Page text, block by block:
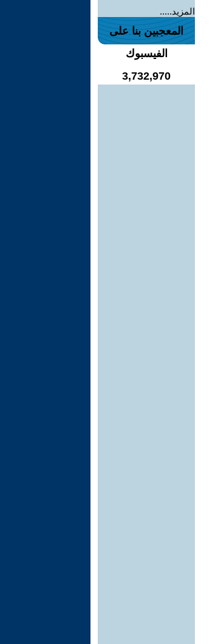
المزيد.....
المعجبين بنا على
الفيسبوك
3,732,970